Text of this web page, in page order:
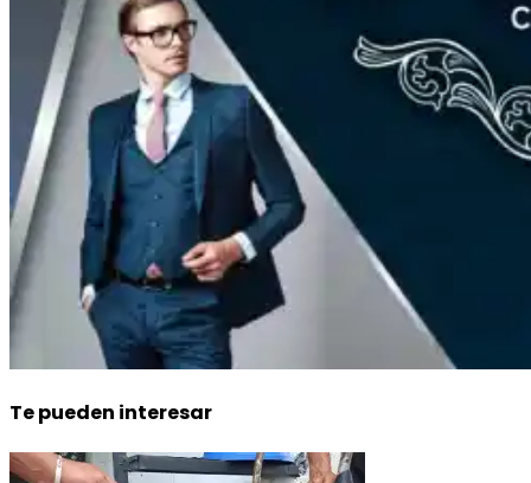
Te pueden interesar